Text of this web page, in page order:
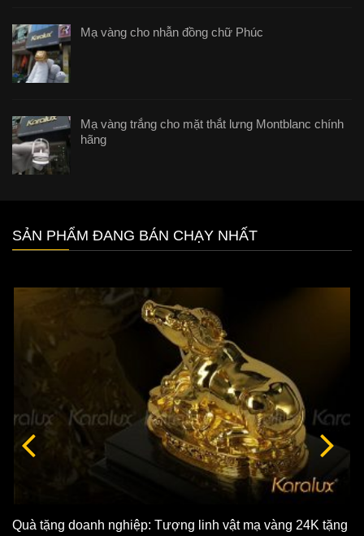
Mạ vàng cho nhẫn đồng chữ Phúc
Mạ vàng trắng cho mặt thắt lưng Montblanc chính
hãng
SẢN PHẨM ĐANG BÁN CHẠY NHẤT
Quà tặng doanh nghiệp: Tượng linh vật mạ vàng 24K tặng